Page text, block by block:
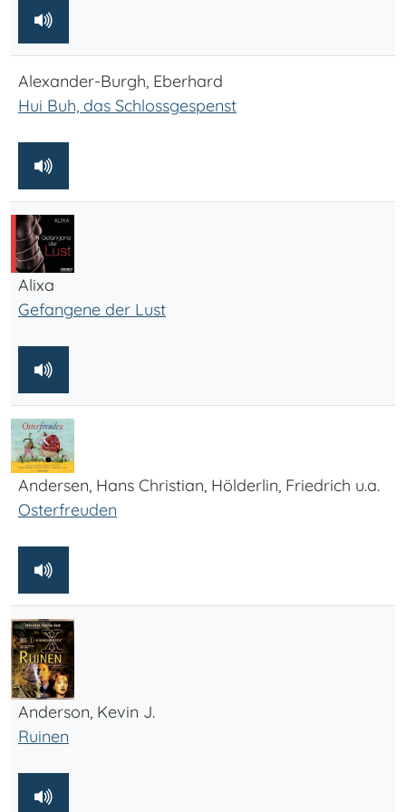
Alexander-Burgh, Eberhard
Hui Buh, das Schlossgespenst
Alixa
Gefangene der Lust
Andersen, Hans Christian, Hölderlin, Friedrich u.a.
Osterfreuden
Anderson, Kevin J.
Ruinen